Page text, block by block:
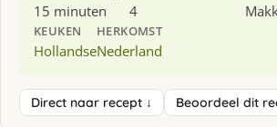
15 minuten 4
KEUKEN
Hollandse
HERKOMST
Nederland
Direct naar recept ↓ Beoordeel dit